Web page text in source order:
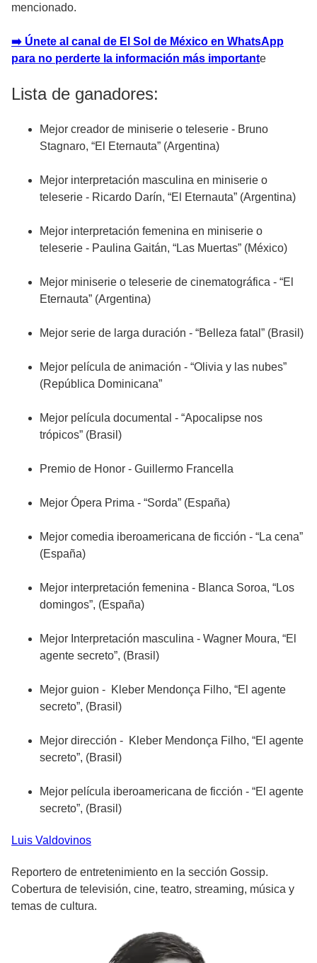
mencionado.
➡️ Únete al canal de El Sol de México en WhatsApp
para no perderte la información más importante
Lista de ganadores:
Mejor creador de miniserie o teleserie - Bruno
Stagnaro, “El Eternauta” (Argentina)
Mejor interpretación masculina en miniserie o
teleserie - Ricardo Darín, “El Eternauta” (Argentina)
Mejor interpretación femenina en miniserie o
teleserie - Paulina Gaitán, “Las Muertas” (México)
Mejor miniserie o teleserie de cinematográfica - “El
Eternauta” (Argentina)
Mejor serie de larga duración - “Belleza fatal” (Brasil)
Mejor película de animación - “Olivia y las nubes”
(República Dominicana”
Mejor película documental - “Apocalipse nos
trópicos” (Brasil)
Premio de Honor - Guillermo Francella
Mejor Ópera Prima - “Sorda” (España)
Mejor comedia iberoamericana de ficción - “La cena”
(España)
Mejor interpretación femenina - Blanca Soroa, “Los
domingos”, (España)
Mejor Interpretación masculina - Wagner Moura, “El
agente secreto”, (Brasil)
Mejor guion - Kleber Mendonça Filho, “El agente
secreto”, (Brasil)
Mejor dirección - Kleber Mendonça Filho, “El agente
secreto”, (Brasil)
Mejor película iberoamericana de ficción - “El agente
secreto”, (Brasil)
Luis Valdovinos
Reportero de entretenimiento en la sección Gossip.
Cobertura de televisión, cine, teatro, streaming, música y
temas de cultura.